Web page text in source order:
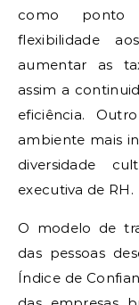
como ponto
flexibilidade
aumentar as
assim a
eficiência.
ambiente mais
diversidade
executiva de RH.
O modelo de
das pessoas
Índice de